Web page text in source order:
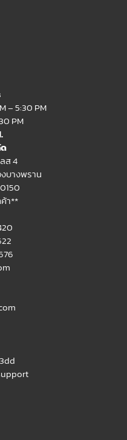
– 5:30 PM
PM
ส 4
บางพราน
า**